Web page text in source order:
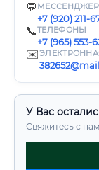
💬 МЕССЕНДЖЕР
+7 (920) 211-
📞ТЕЛЕФОНЫ
+7 (965) 553-
✉️
У Вас
Свяжитесь с